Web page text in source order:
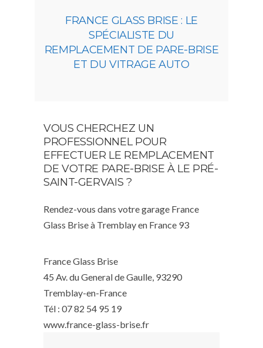
FRANCE GLASS BRISE : LE
SPÉCIALISTE DU
REMPLACEMENT DE PARE-BRISE
ET DU VITRAGE AUTO
VOUS CHERCHEZ UN
PROFESSIONNEL POUR
EFFECTUER LE REMPLACEMENT
DE VOTRE PARE-BRISE À LE PRÉ-
SAINT-GERVAIS ?
Rendez-vous dans votre garage France
Glass Brise à Tremblay en France 93
France Glass Brise
45 Av. du General de Gaulle, 93290
Tremblay-en-France
Tél : 07 82 54 95 19
www.france-glass-brise.fr